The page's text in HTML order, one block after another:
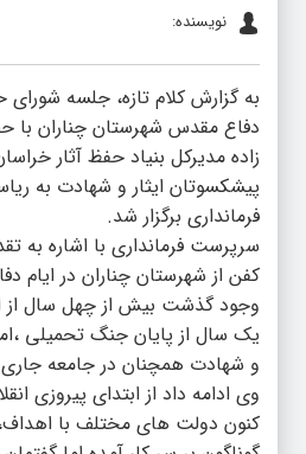
نویسنده:
به گزارش کلام تازه، جلسه شورای
دفاع مقدس شهرستان چناران با
زاده مدیرکل بنیاد حفظ آثار
پیشکسوتان ایثار و شهادت به
فرمانداری برگزار شد.
کفن از شهرستان چناران در ایام
وجود گذشت بیش از چهل سال از
یک سال از پایان جنگ تحمیلی
و شهادت همچنان در جامعه
وی ادامه داد از ابتدای پیروزی
کنون دولت های مختلف با